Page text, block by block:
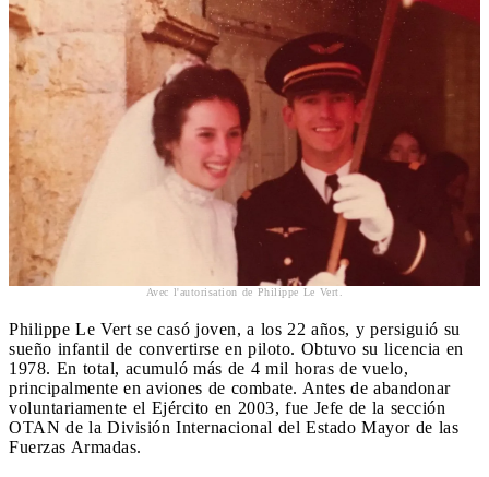
Avec l'autorisation de Philippe Le Vert.
Philippe Le Vert se casó joven, a los 22 años, y persiguió su
sueño infantil de convertirse en piloto. Obtuvo su licencia en
1978. En total, acumuló más de 4 mil horas de vuelo,
principalmente en aviones de combate. Antes de abandonar
voluntariamente el Ejército en 2003, fue Jefe de la sección
OTAN de la División Internacional del Estado Mayor de las
Fuerzas Armadas.